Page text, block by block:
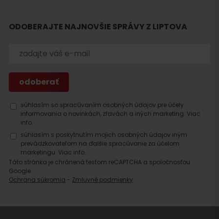
Hľadať
ODOBERAJTE NAJNOVŠIE SPRÁVY Z LIPTOVA
súhlasím so spracúvaním osobných údajov pre účely
informovania o novinkách, zľavách a iných marketing. Viac
info.
súhlasím s poskytnutím mojich osobných údajov iným
prevádzkovateľom na ďalšie spracúvanie za účelom
marketingu. Viac info.
Táto stránka je chránená testom reCAPTCHA a spoločnosťou
Google.
Ochrana súkromia - Zmluvné podmienky